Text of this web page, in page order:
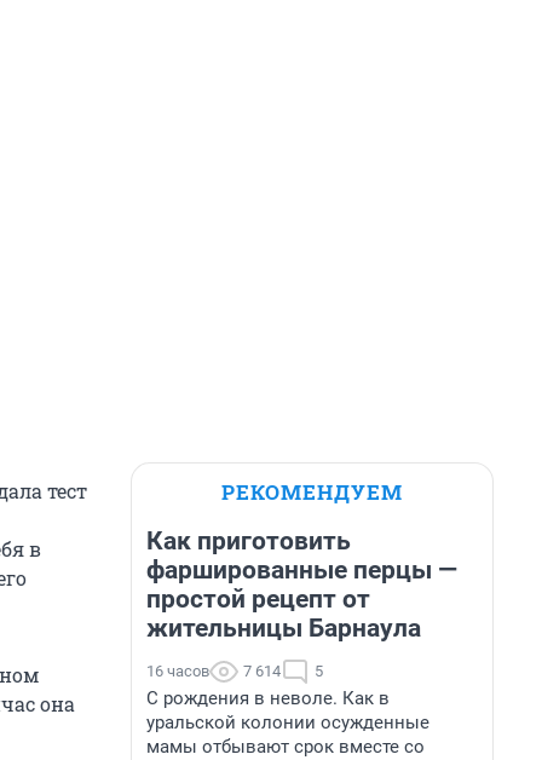
тест
в
она
РЕКОМЕНДУЕМ
Как приготовить
фаршированные перцы —
простой рецепт от
жительницы Барнаула
16 часов 7 614 5
С рождения в неволе. Как в
уральской колонии осужденные
мамы отбывают срок вместе со